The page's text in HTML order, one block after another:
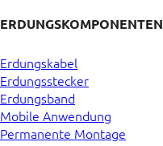
ERDUNGSKOMPONENTEN
Erdungskabel
Erdungsstecker
Erdungsband
Mobile Anwendung
Permanente Montage